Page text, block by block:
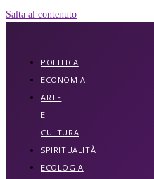
Salta al contenuto
POLITICA
ECONOMIA
ARTE
E
CULTURA
SPIRITUALITÀ
ECOLOGIA